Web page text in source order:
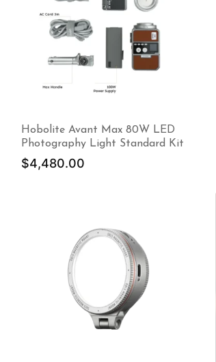
Hobolite Avant Max 80W LED
Photography Light Standard Kit
$4,480.00